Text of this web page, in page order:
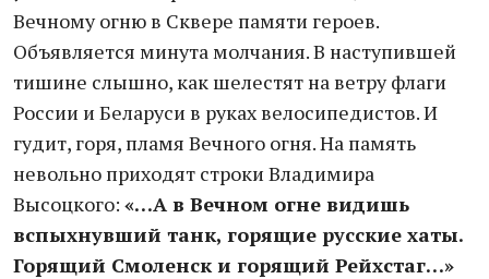
Вечному огню в Сквере памяти героев.
Объявляется минута молчания. В наступившей
тишине слышно, как шелестят на ветру флаги
России и Беларуси в руках велосипедистов. И
гудит, горя, пламя Вечного огня. На память
невольно приходят строки Владимира
Высоцкого: «…А в Вечном огне видишь
вспыхнувший танк, горящие русские хаты.
Горящий Смоленск и горящий Рейхстаг…»